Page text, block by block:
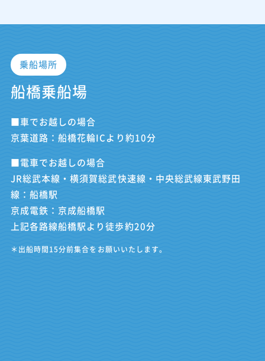
乗船場所
船橋乗船場
■車でお越しの場合
京葉道路：船橋花輪ICより約10分
■電車でお越しの場合
JR総武本線・横須賀総武快速線・中央総武線東武野田
線：船橋駅
京成電鉄：京成船橋駅
上記各路線船橋駅より徒歩約20分
＊出船時間15分前集合をお願いいたします。